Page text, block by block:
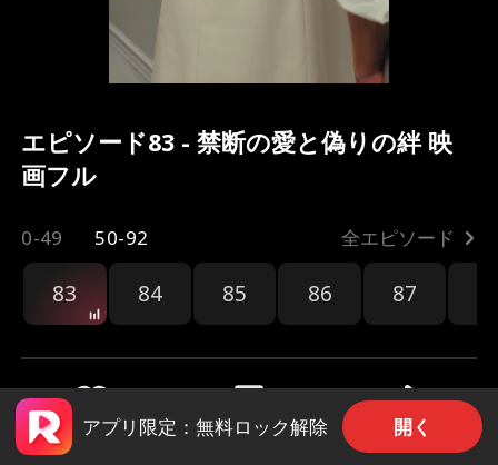
エピソード83 - 禁断の愛と偽りの絆 映
画フル
0-49 50-92 全エピソード
83 84 85 86 87
1.6k 71.3k 共有
アプリ限定：無料ロック解除 開く